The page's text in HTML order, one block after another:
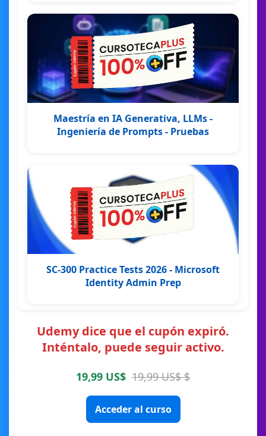
Maestría en IA Generativa, LLMs -
Ingeniería de Prompts - Pruebas
SC-300 Practice Tests 2026 - Microsoft
Identity Admin Prep
Udemy dice que el cupón expiró.
Inténtalo, puede seguir activo.
19,99 US$ 19,99 US$ $
Acceder al curso